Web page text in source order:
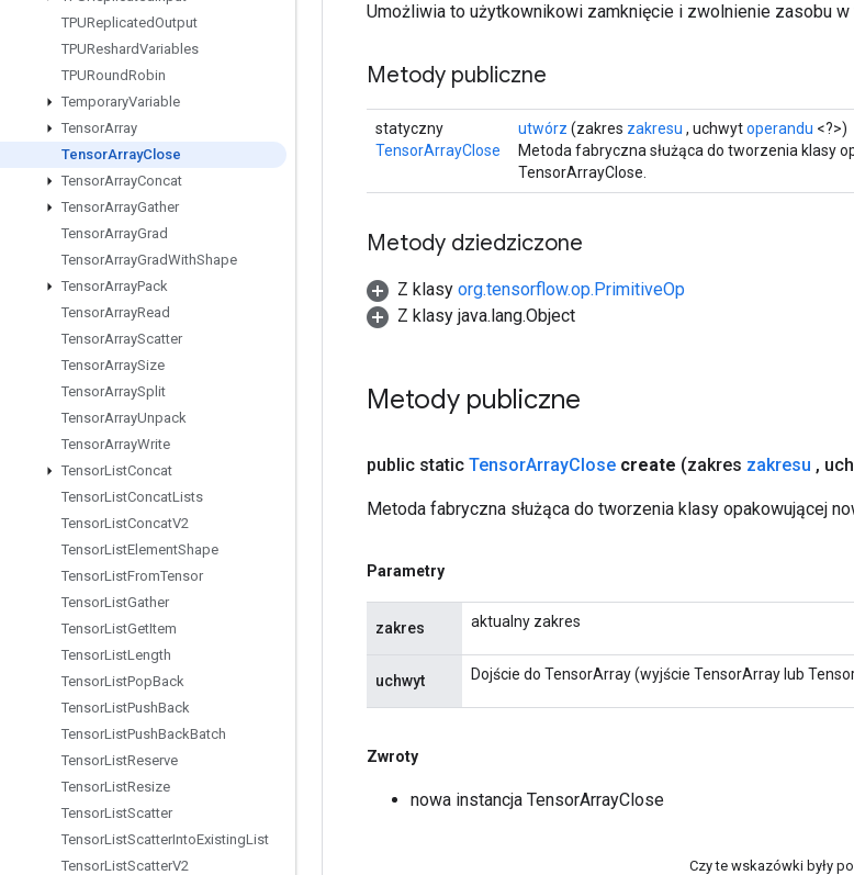
TPUReplicatedOutput
TPUReshardVariables
TPURoundRobin
TemporaryVariable
TensorArray
TensorArrayClose
TensorArrayConcat
TensorArrayGather
TensorArrayGrad
TensorArrayGradWithShape
TensorArrayPack
TensorArrayRead
TensorArrayScatter
TensorArraySize
TensorArraySplit
TensorArrayUnpack
TensorArrayWrite
TensorListConcat
TensorListConcatLists
TensorListConcatV2
TensorListElementShape
TensorListFromTensor
TensorListGather
TensorListGetItem
TensorListLength
TensorListPopBack
TensorListPushBack
TensorListPushBackBatch
TensorListReserve
TensorListResize
TensorListScatter
TensorListScatterIntoExistingList
TensorListScatterV2
Umożliwia to użytkownikowi zamknięcie i zwolnienie zasobu
Metody publiczne
statyczny
TensorArrayClose
utwórz (zakres zakresu , uchwytoperandu <?>)
Metoda fabryczna służąca do tworzenia klasy
TensorArrayClose.
Metody dziedziczone
Z klasy org.tensorflow.op.PrimitiveOp
Z klasy java.lang.Object
Metody publiczne
public static TensorArrayClose create (zakres zakresu ,
Metoda fabryczna służąca do tworzenia klasy opakowującej
Parametry
zakres aktualny zakres
uchwyt Dojście do TensorArray (wyjście TensorArray lub
Zwroty
nowa instancja TensorArrayClose
Czy te wskazówki były